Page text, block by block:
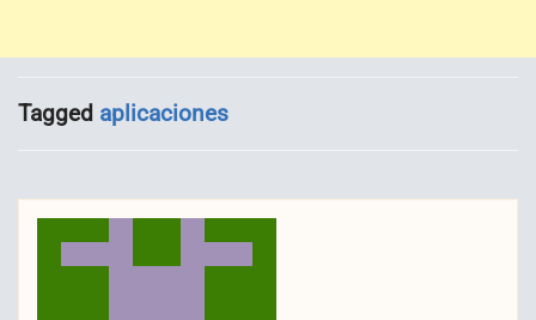
Tagged aplicaciones